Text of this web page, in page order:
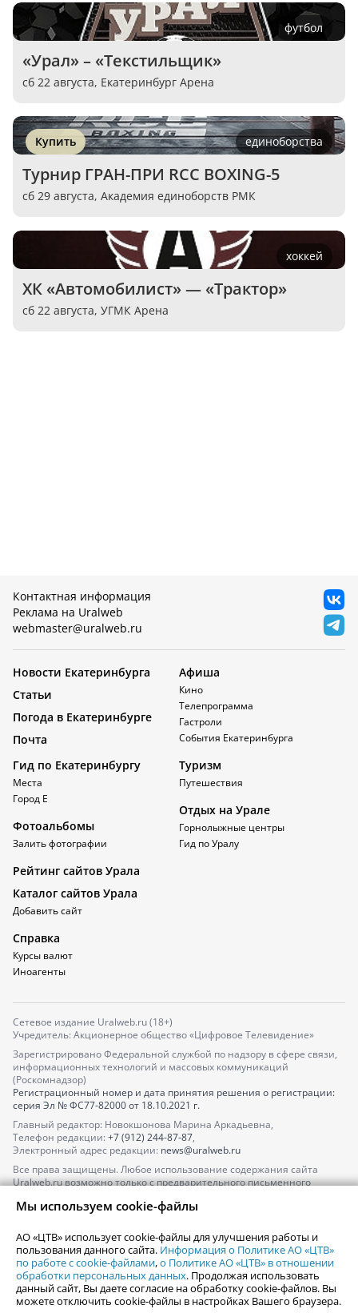
футбол
«Урал» – «Текстильщик»
сб 22 августа, Екатеринбург Арена
Купить единоборства
Турнир ГРАН-ПРИ RCC BOXING-5
сб 29 августа, Академия единоборств РМК
хоккей
ХК «Автомобилист» — «Трактор»
сб 22 августа, УГМК Арена
Контактная информация
Реклама на Uralweb
webmaster@uralweb.ru
Новости Екатеринбурга
Статьи
Погода в Екатеринбурге
Почта
Афиша
Кино
Телепрограмма
Гастроли
События Екатеринбурга
Гид по Екатеринбургу
Места
Город Е
Фотоальбомы
Залить фотографии
Туризм
Путешествия
Отдых на Урале
Горнолыжные центры
Гид по Уралу
Рейтинг сайтов Урала
Каталог сайтов Урала
Добавить сайт
Справка
Курсы валют
Иноагенты
Сетевое издание Uralweb.ru (18+)
Учредитель: Акционерное общество «Цифровое Телевидение»
Зарегистрировано Федеральной службой по надзору в сфере связи,
информационных технологий и массовых коммуникаций
(Роскомнадзор)
Регистрационный номер и дата принятия решения о регистрации:
серия Эл № ФС77-82000от 18.10.2021 г.
Главный редактор: Новокшонова Марина Аркадьевна,
Телефон редакции: +7 (912) 244-87-87,
Электронный адрес редакции: news@uralweb.ru
Все права защищены. Любое использование содержания сайта
Uralweb.ru возможно только с предварительного письменного
По вопросам размещения рекламы обращайтесь по тел.
По вопросам размещения информации в разделе «Афиша»
afisha@uralweb.ru
Пользовательское соглашение на использование сайта
Политика АО «ЦТВ» в отношении обработки персональных данных
Мы используем cookie-файлы
АО «ЦТВ» использует cookie-файлы для улучшения работы и
пользования данного сайта. Информация о Политике АО «ЦТВ»
по работе с cookie-файлами,о Политике АО «ЦТВ» в отношении
обработки персональных данных. Продолжая использовать
данный сайт, Вы даете согласие на обработку cookie-файлов. Вы
можете отключить cookie-файлы в настройках Вашего браузера.